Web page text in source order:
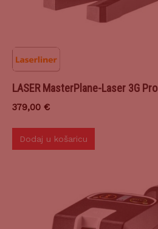
LASER MasterPlane-Laser 3G Pro
379,00 €
Dodaj u košaricu